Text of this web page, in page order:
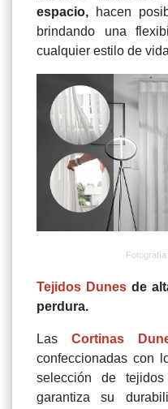
espacio, hacen
brindando una
cualquier estilo de
Tejidos Dunes de
perdura.
Las Cortinas
confeccionadas con
selección de
garantiza su